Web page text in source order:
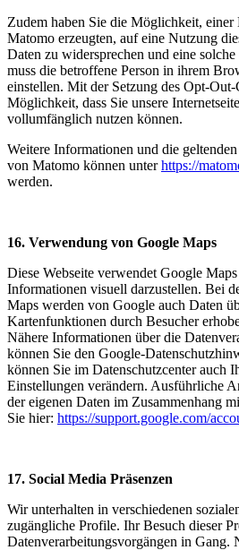
Zudem haben Sie die Möglichkeit, einer
Matomo erzeugten, auf eine Nutzung
Daten zu widersprechen und eine
muss die betroffene Person in ihrem
einstellen. Mit der Setzung des Opt-
Möglichkeit, dass Sie unsere
vollumfänglich nutzen können.
Weitere Informationen und die
von Matomo können unterhttps://
werden.
16. Verwendung von Google Maps
Diese Webseite verwendet Google
Informationen visuell darzustellen. Bei
Maps werden von Google auch Daten
Kartenfunktionen durch Besucher
Nähere Informationen über die
können Sie den Google-
können Sie im Datenschutzcenter auch
Einstellungen verändern. Ausführliche
der eigenen Daten im Zusammenhang
Sie hier: https://support.google.com/
17. Social Media Präsenzen
Wir unterhalten in verschiedenen
zugängliche Profile. Ihr Besuch dieser
Datenverarbeitungsvorgängen in Gang.